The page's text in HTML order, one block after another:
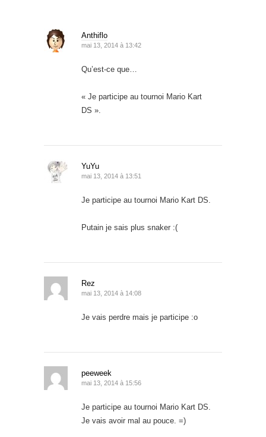
Anthiflo
mai 13, 2014 à 13:42
Qu’est-ce que…
« Je participe au tournoi Mario Kart
DS ».
YuYu
mai 13, 2014 à 13:51
Je participe au tournoi Mario Kart DS.
Putain je sais plus snaker :(
Rez
mai 13, 2014 à 14:08
Je vais perdre mais je participe :o
peeweek
mai 13, 2014 à 15:56
Je participe au tournoi Mario Kart DS.
Je vais avoir mal au pouce. =)